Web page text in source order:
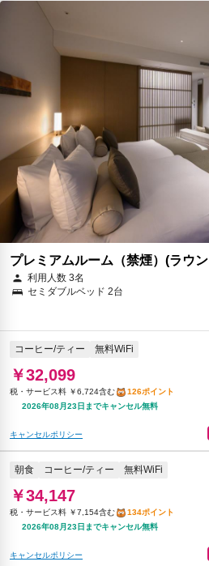
2026年08月23日までキャンセル無料
朝食
￥34,427
税・サービス料 ￥7,322含む
135ポイント
返金不可
キャンセルポリシー
プレミアムルーム（禁煙）(ラウ
利用人数 3名
セミダブルベッド 2台
コーヒー/ティー 無料WiFi
￥32,099
税・サービス料 ￥6,724含む
126ポイント
2026年08月23日までキャンセル無料
キャンセルポリシー
朝食 コーヒー/ティー 無料WiFi
￥34,147
税・サービス料 ￥7,154含む
134ポイント
2026年08月23日までキャンセル無料
キャンセルポリシー